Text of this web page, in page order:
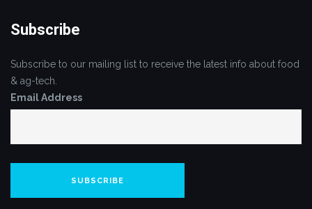
Subscribe
Subscribe to our mailing list to receive the latest info about food
& ag-tech.
Email Address